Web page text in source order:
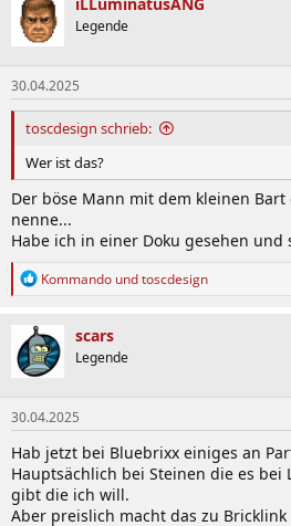
iLLuminatusANG
Legende
30.04.2025
toscdesign schrieb:
Wer ist das?
Der böse Mann mit dem kleinen
nenne...
Habe ich in einer Doku gesehen
R
k
t
i
n
e
n
Kommando undtoscdesign
scars
Legende
30.04.2025
Hab jetzt bei Bluebrixx einiges an
Hauptsächlich bei Steinen die es bei
gibt die ich will.
Aber preislich macht das zu